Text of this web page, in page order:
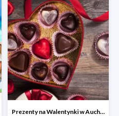
Prezenty na Walentynki w Auchan Direct